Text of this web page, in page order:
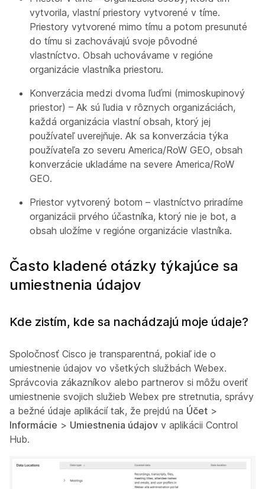
vytvorila, vlastní priestory vytvorené v tíme.
Priestory vytvorené mimo tímu a potom presunuté
do tímu si zachovávajú svoje pôvodné
vlastníctvo. Obsah uchovávame v regióne
organizácie vlastníka priestoru.
Konverzácia medzi dvoma ľuďmi (mimoskupinový
priestor) – Ak sú ľudia v rôznych organizáciách,
každá organizácia vlastní obsah, ktorý jej
používateľ uverejňuje. Ak sa konverzácia týka
používateľa zo severu America/RoW GEO, obsah
konverzácie ukladáme na severe America/RoW
GEO.
Priestor vytvorený botom – vlastníctvo priradíme
organizácii prvého účastníka, ktorý nie je bot, a
obsah uložíme v regióne organizácie vlastníka.
Často kladené otázky týkajúce sa
umiestnenia údajov
Kde zistím, kde sa nachádzajú moje údaje?
Spoločnosť Cisco je transparentná, pokiaľ ide o
umiestnenie údajov vo všetkých službách Webex.
Správcovia zákazníkov alebo partnerov si môžu overiť
umiestnenie svojich služieb Webex pre stretnutia, správy
a bežné údaje aplikácií tak, že prejdú na Účet >
Informácie > Umiestnenia údajov v aplikácii Control
Hub.